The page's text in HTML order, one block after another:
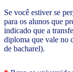
Se você estiver se
para os alunos que
indicado que a
diploma que vale no
de bacharel).